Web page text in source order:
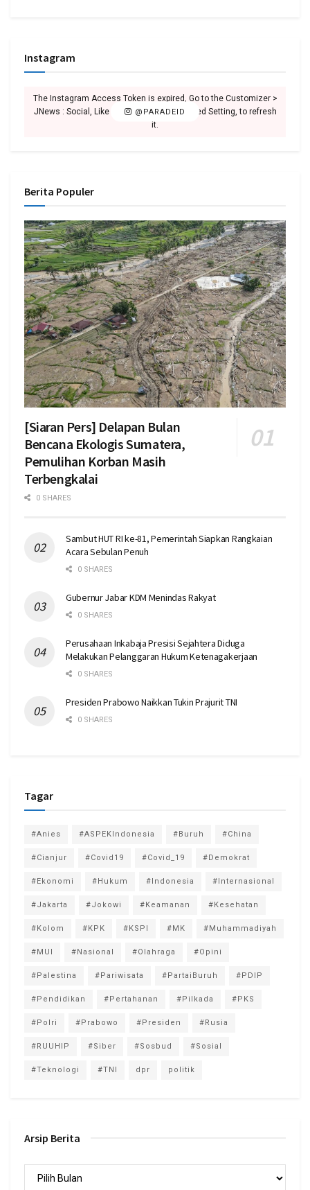
Instagram
@PARADEID
The Instagram Access Token is expired, Go to the Customizer >
JNews : Social, Like & View > Instagram Feed Setting, to refresh
it.
Berita Populer
[Siaran Pers] Delapan Bulan
Bencana Ekologis Sumatera,
Pemulihan Korban Masih
Terbengkalai
0 SHARES
Sambut HUT RI ke-81, Pemerintah Siapkan Rangkaian
Acara Sebulan Penuh
0 SHARES
Gubernur Jabar KDM Menindas Rakyat
0 SHARES
Perusahaan Inkabaja Presisi Sejahtera Diduga
Melakukan Pelanggaran Hukum Ketenagakerjaan
0 SHARES
Presiden Prabowo Naikkan Tukin Prajurit TNI
0 SHARES
Tagar
#Anies #ASPEKIndonesia #Buruh #China
#Cianjur #Covid19 #Covid_19 #Demokrat
#Ekonomi #Hukum #Indonesia #Internasional
#Jakarta #Jokowi #Keamanan #Kesehatan
#Kolom #KPK #KSPI #MK #Muhammadiyah
#MUI #Nasional #Olahraga #Opini
#Palestina #Pariwisata #PartaiBuruh #PDIP
#Pendidikan #Pertahanan #Pilkada #PKS
#Polri #Prabowo #Presiden #Rusia
#RUUHIP #Siber #Sosbud #Sosial
#Teknologi #TNI dpr politik
Arsip Berita